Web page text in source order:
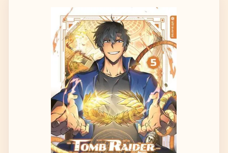
Bildergalerie überspringen